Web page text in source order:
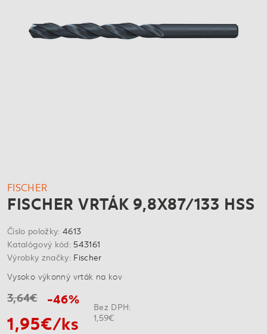
FISCHER
FISCHER VRTÁK 9,8X87/133 HSS
Číslo položky: 4613
Katalógový kód:543161
Výrobky značky: Fischer
Vysoko výkonný vrták na kov
3,64€ -46%
1,95€/ks
Bez DPH:
1,59€